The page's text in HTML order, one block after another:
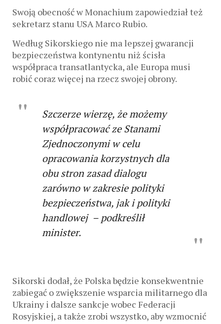
Swoją obecność w Monachium zapowiedział też
sekretarz stanu USA Marco Rubio.
Według Sikorskiego nie ma lepszej gwarancji
bezpieczeństwa kontynentu niż ścisła
współpraca transatlantycka, ale Europa musi
robić coraz więcej na rzecz swojej obrony.
Szczerze wierzę, że możemy
współpracować ze Stanami
Zjednoczonymi w celu
opracowania korzystnych dla
obu stron zasad dialogu
zarówno w zakresie polityki
bezpieczeństwa, jak i polityki
handlowej – podkreślił
minister.
Sikorski dodał, że Polska będzie konsekwentnie
zabiegać o zwiększenie wsparcia militarnego dla
Ukrainy i dalsze sankcje wobec Federacji
Rosyjskiej, a także zrobi wszystko, aby wzmocnić